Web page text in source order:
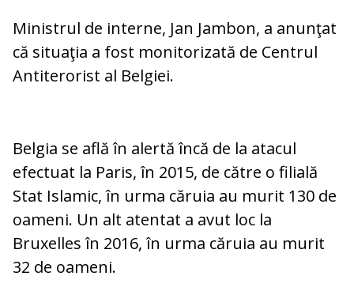
Ministrul de interne, Jan Jambon, a anunţat
că situaţia a fost monitorizată de Centrul
Antiterorist al Belgiei.
Belgia se află în alertă încă de la atacul
efectuat la Paris, în 2015, de către o filială
Stat Islamic, în urma căruia au murit 130 de
oameni. Un alt atentat a avut loc la
Bruxelles în 2016, în urma căruia au murit
32 de oameni.